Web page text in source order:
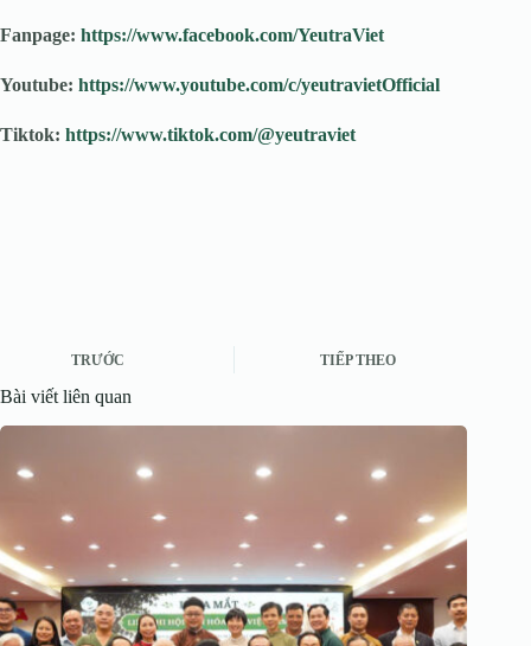
Fanpage: https://www.facebook.com/YeutraViet
Youtube: https://www.youtube.com/c/yeutravietOfficial
Tiktok: https://www.tiktok.com/@yeutraviet
TRƯỚC TIẾP THEO
Bài viết liên quan